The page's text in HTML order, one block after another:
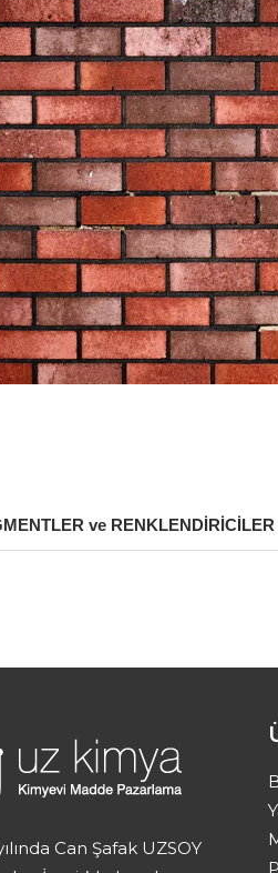
ve RENKLENDİRİCİLER
Can Şafak UZSOY